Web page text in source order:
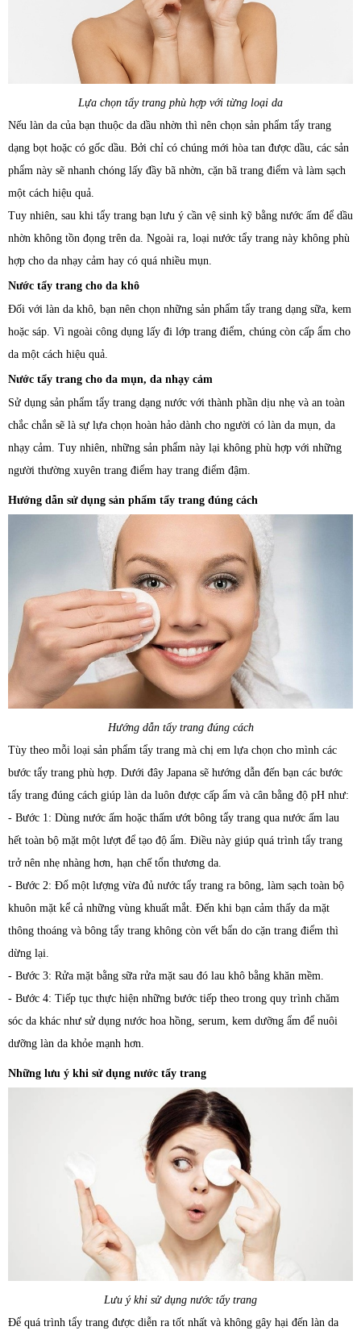
Lựa chọn tẩy trang phù hợp với từng loại da
Nếu làn da của bạn thuộc da dầu nhờn thì nên chọn sản phẩm tẩy trang
dạng bọt hoặc có gốc dầu. Bởi chỉ có chúng mới hòa tan được dầu, các sản
phẩm này sẽ nhanh chóng lấy đầy bã nhờn, cặn bã trang điểm và làm sạch
một cách hiệu quả.
Tuy nhiên, sau khi tẩy trang bạn lưu ý cần vệ sinh kỹ bằng nước ấm để dầu
nhờn không tồn đọng trên da. Ngoài ra, loại nước tẩy trang này không phù
hợp cho da nhạy cảm hay có quá nhiều mụn.
Nước tẩy trang cho da khô
Đối với làn da khô, bạn nên chọn những sản phẩm tẩy trang dạng sữa, kem
hoặc sáp. Vì ngoài công dụng lấy đi lớp trang điểm, chúng còn cấp ẩm cho
da một cách hiệu quả.
Nước tẩy trang cho da mụn, da nhạy cảm
Sử dụng sản phẩm tẩy trang dạng nước với thành phần dịu nhẹ và an toàn
chắc chắn sẽ là sự lựa chọn hoàn hảo dành cho người có làn da mụn, da
nhạy cảm. Tuy nhiên, những sản phẩm này lại không phù hợp với những
người thường xuyên trang điểm hay trang điểm đậm.
Hướng dẫn sử dụng sản phẩm tẩy trang đúng cách
Hướng dẫn tẩy trang đúng cách
Tùy theo mỗi loại sản phẩm tẩy trang mà chị em lựa chọn cho mình các
bước tẩy trang phù hợp. Dưới đây Japana sẽ hướng dẫn đến bạn các bước
tẩy trang đúng cách giúp làn da luôn được cấp ẩm và cân bằng độ pH như:
- Bước 1: Dùng nước ấm hoặc thấm ướt bông tẩy trang qua nước ấm lau
hết toàn bộ mặt một lượt để tạo độ ẩm. Điều này giúp quá trình tẩy trang
trở nên nhẹ nhàng hơn, hạn chế tổn thương da.
- Bước 2: Đổ một lượng vừa đủ nước tẩy trang ra bông, làm sạch toàn bộ
khuôn mặt kể cả những vùng khuất mắt. Đến khi bạn cảm thấy da mặt
thông thoáng và bông tẩy trang không còn vết bẩn do cặn trang điểm thì
dừng lại.
- Bước 3: Rửa mặt bằng sữa rửa mặt sau đó lau khô bằng khăn mềm.
- Bước 4: Tiếp tục thực hiện những bước tiếp theo trong quy trình chăm
sóc da khác như sử dụng nước hoa hồng, serum, kem dưỡng ẩm để nuôi
dưỡng làn da khỏe mạnh hơn.
Những lưu ý khi sử dụng nước tẩy trang
Lưu ý khi sử dụng nước tẩy trang
Để quá trình tẩy trang được diễn ra tốt nhất và không gây hại đến làn da